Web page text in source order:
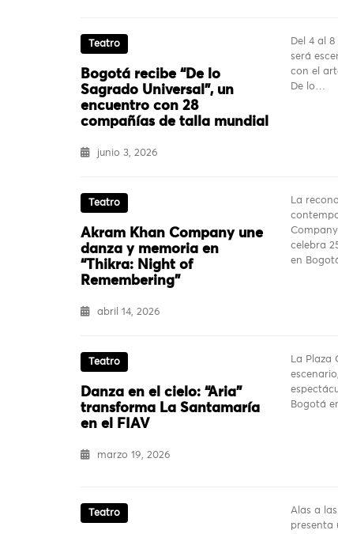
Teatro
Bogotá recibe “De lo
Sagrado Universal”, un
encuentro con 28
compañías de talla mundial
junio 3, 2026
Del 4 al
será
con el
De lo…
Teatro
Akram Khan Company une
danza y memoria en
“Thikra: Night of
Remembering”
abril 14, 2026
La
celebra
en
Teatro
Danza en el cielo: “Aria”
transforma La Santamaría
en el FIAV
marzo 19, 2026
La Plaza
Bogotá
Teatro
Alas a
presenta